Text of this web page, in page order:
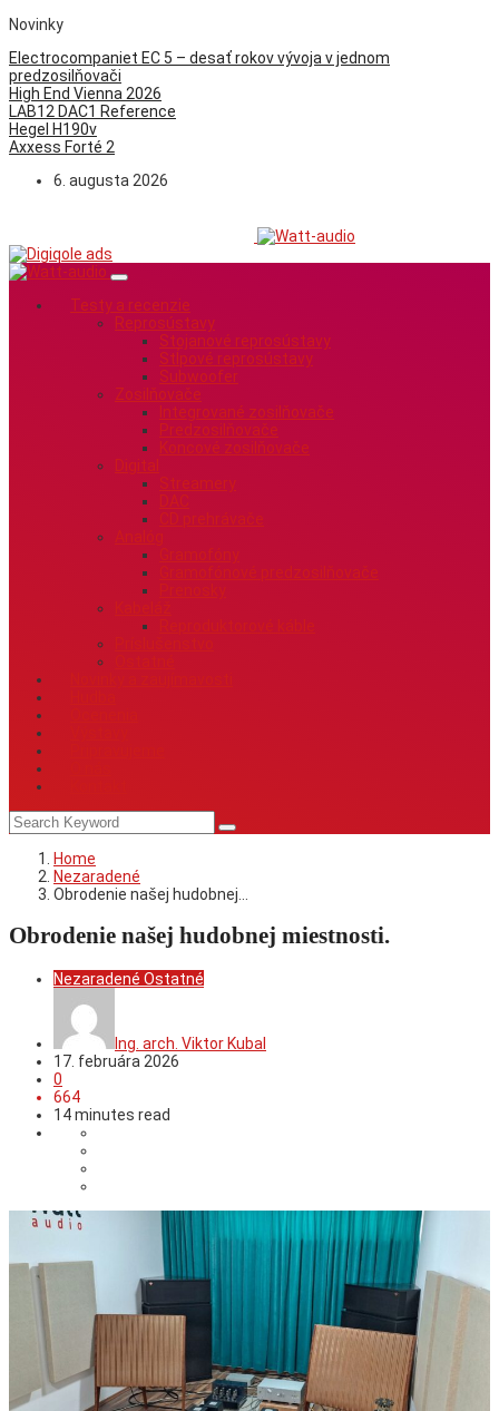
Novinky
Electrocompaniet EC 5 – desať rokov vývoja v jednom
predzosilňovači
High End Vienna 2026
LAB12 DAC1 Reference
Hegel H190v
Axxess Forté 2
6. augusta 2026
Testy a recenzie
Reprosústavy
Stojanové reprosústavy
Stĺpové reprosústavy
Subwoofer
Zosilňovače
Integrované zosilňovače
Predzosilňovače
Koncové zosilňovače
Digital
Streamery
DAC
CD prehrávače
Analóg
Gramofóny
Gramofónové predzosilňovače
Home
Nezaradené
Obrodenie našej hudobnej…
Obrodenie našej hudobnej miestnosti.
Nezaradené Ostatné
Ing. arch. Viktor Kubal
17. februára 2026
0
664
14 minutes read